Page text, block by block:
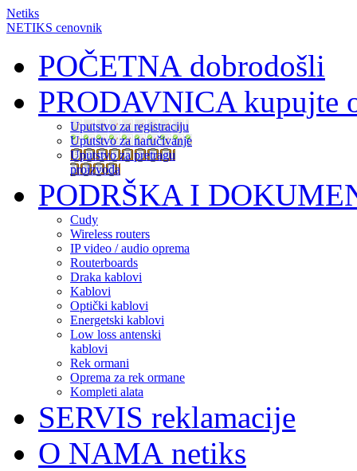
Netiks
NETIKS cenovnik
POČETNA dobrodošli
PRODAVNICAkupujte
Uputstvo za registraciju
Uputstvo za naručivanje
Uputstvo za pretragu
proizvoda
PODRŠKA I
Cudy
Wireless routers
IP video / audio oprema
Routerboards
Draka kablovi
Kablovi
Optički kablovi
Energetski kablovi
Low loss antenski
kablovi
Rek ormani
Oprema za rek ormane
Kompleti alata
SERVIS reklamacije
O NAMA netiks